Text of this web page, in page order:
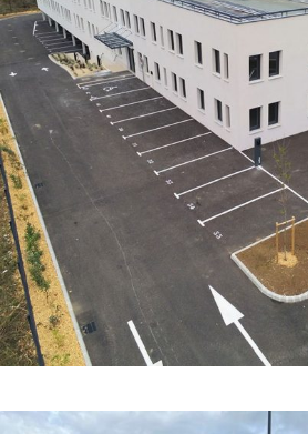
COMPÉTENCES ·COURANT FAIBLE
MOBILITÉ
GÉNIE CLIMATIQUE·
TOUTES·TOUTES LES